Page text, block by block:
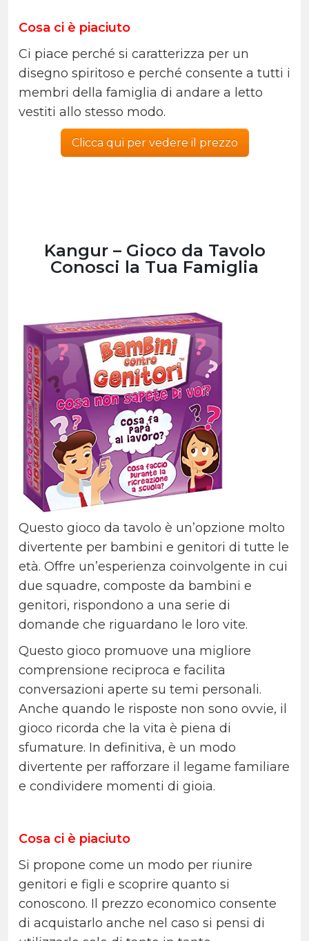
Cosa ci è piaciuto
Ci piace perché si caratterizza per un
disegno spiritoso e perché consente a tutti i
membri della famiglia di andare a letto
vestiti allo stesso modo.
Clicca qui per vedere il prezzo
Kangur – Gioco da Tavolo
Conosci la Tua Famiglia
Questo gioco da tavolo è un’opzione molto
divertente per bambini e genitori di tutte le
età. Offre un’esperienza coinvolgente in cui
due squadre, composte da bambini e
genitori, rispondono a una serie di
domande che riguardano le loro vite.
Questo gioco promuove una migliore
comprensione reciproca e facilita
conversazioni aperte su temi personali.
Anche quando le risposte non sono ovvie, il
gioco ricorda che la vita è piena di
sfumature. In definitiva, è un modo
divertente per rafforzare il legame familiare
e condividere momenti di gioia.
Cosa ci è piaciuto
Si propone come un modo per riunire
genitori e figli e scoprire quanto si
conoscono. Il prezzo economico consente
di acquistarlo anche nel caso si pensi di